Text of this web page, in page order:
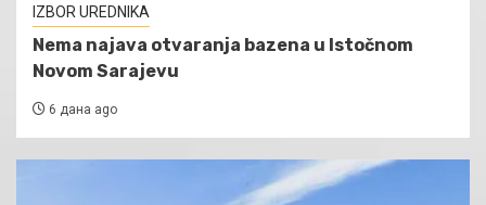
IZBOR UREDNIKA
Nema najava otvaranja bazena u Istočnom
Novom Sarajevu
6 дана ago